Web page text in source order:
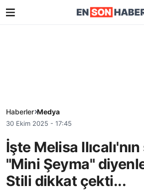
Haberler Medya
30 Ekim 2025 - 17:45
İşte Melisa
"Mini Şeyma"
Stili dikkat çekti...